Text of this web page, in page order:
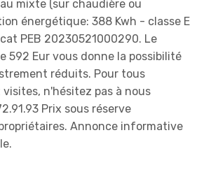
mixte (sur chaudière ou
énergétique: 388 Kwh - classe E
PEB 20230521000290. Le
592 Eur vous donne la possibilité
réduits. Pour tous
n'hésitez pas à nous
Prix sous réserve
Annonce informative